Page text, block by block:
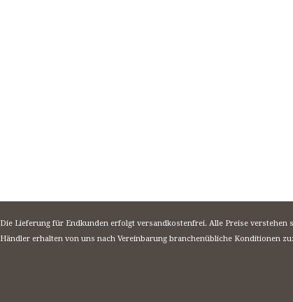
Die Lieferung für Endkunden erfolgt versandkostenfrei. Alle Preise verstehen
Händler erhalten von uns nach Vereinbarung branchenübliche Konditionen